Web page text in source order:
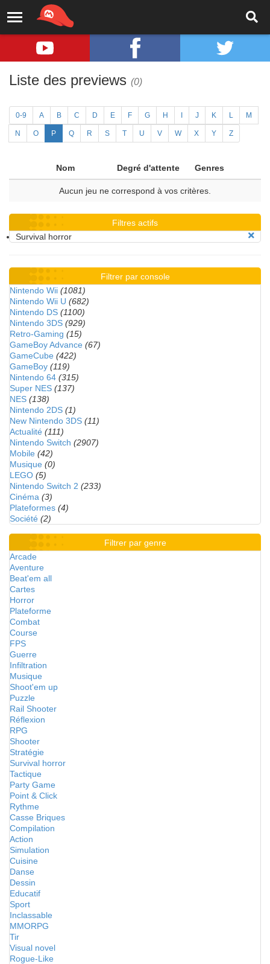
Liste des previews (0)
0-9 A B C D E F G H J K L M
N O P Q R S T U V W X Y Z
Nom Degré d'attente Genres
Aucun jeu ne correspond à vos critères.
Filtres actifs
Survival horror
Filtrer par console
Nintendo Wii (1081)
Nintendo Wii U (682)
Nintendo DS (1100)
Nintendo 3DS (929)
Retro-Gaming (15)
GameBoy Advance (67)
GameCube (422)
GameBoy (119)
Nintendo 64 (315)
Super NES (137)
NES (138)
Nintendo 2DS (1)
New Nintendo 3DS (11)
Actualité (111)
Nintendo Switch (2907)
Mobile (42)
Musique (0)
LEGO (5)
Nintendo Switch 2 (233)
Cinéma (3)
Plateformes (4)
Société (2)
Filtrer par genre
Arcade
Aventure
Beat'em all
Cartes
Horror
Plateforme
Combat
Course
FPS
Guerre
Infiltration
Musique
Shoot'em up
Puzzle
Rail Shooter
Réflexion
RPG
Shooter
Stratégie
Survival horror
Tactique
Party Game
Point & Click
Rythme
Casse Briques
Compilation
Action
Simulation
Cuisine
Danse
Dessin
Educatif
Sport
Inclassable
MMORPG
Tir
Visual novel
Rogue-Like